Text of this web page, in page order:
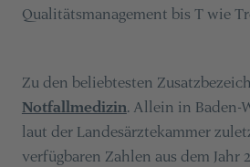
Qualitätsmanagement bis T wie
Zu den beliebtesten
Notfallmedizin. Allein in Baden-
laut der Landesärztekammer
verfügbaren Zahlen aus dem Jahr